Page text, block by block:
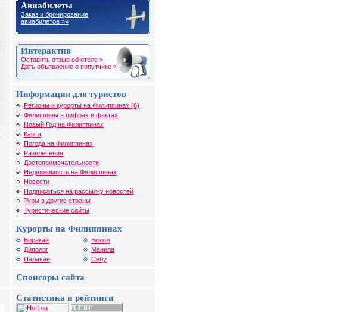
Авиабилеты
Заказ и бронирование
авиабилетов »»
Интерактив
Оставить отзыв об отеле »
Дать объявление о попутчике »
Информация для туристов
Регионы и курорты на Филиппинах (6)
Филиппины в цифрах и фактах
Новый Год на Филиппинах
Карта
Погода на Филиппинах
Развлечения
Достопримечательности
Недвижимость на Филиппинах
Новости
Подписаться на рассылку новостей
Туры в другие страны
Туристические сайты
Курорты на Филиппинах
Боракай
Диполог
Палаван
Бохол
Манила
Себу
Спонсоры сайта
Статистика и рейтинги